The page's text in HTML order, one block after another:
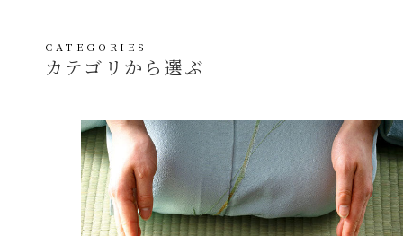
CATEGORIES
カテゴリから選ぶ